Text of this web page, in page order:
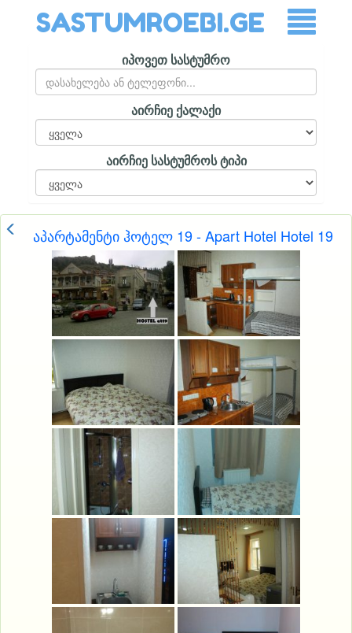
SASTUMROEBI.GE
იპოვეთ სასტუმრო
აირჩიე ქალაქი
აირჩიე სასტუმროს ტიპი
აპარტამენტი ჰოტელ 19 - Apart Hotel Hotel 19